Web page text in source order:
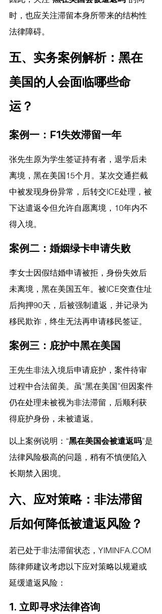
时，也应关注滞留本身所带来的结构性
法律障碍。
五、实务案例解析：黑在
美国的人会面临哪些命
运？
案例一：F1失效滞留一年
张先生原为学生签证持有者，退学后未
离境，黑在美国15个月。某次交通拦截
中被发现身份异常，后转交ICE处理，被
下达遣返令但允许自愿离境，10年内不
得入境。
案例二：婚姻绿卡申请失败
李女士因假结婚申请被拒，身份失效后
未离境，黑在美国五年。被ICE突查住址
后拘押90天，后被强制遣返，并记录为
移民欺诈，终生无法再申请移民签证。
案例三：庇护中黑在美国
王先生非法入境后申请庇护，案件待审
过程中合法留美。虽“黑在美国”但因案件
仍在处理未被视为非法滞留，后顺利获
得庇护身份，未被遣返。
以上案例说明：“黑在美国会被遣返吗”是
法律风险极高的问题，稍有不慎便陷入
长期禁入困境。
六、应对策略：非法滞留
后如何降低被遣返风险？
若已处于非法滞留状态， YIMINFA.COM
陈律师建议考虑以下应对策略以规避或
延缓遣返风险：
1. 立即寻求法律咨询